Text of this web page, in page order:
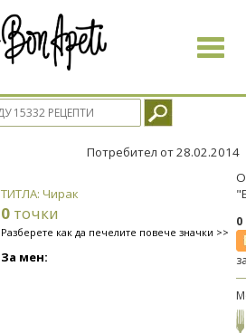
Toggle
Потребител от 28.02.2014
ТИТЛА: Чирак
0 точки
Разберете как да печелите повече значки >>
За мен: